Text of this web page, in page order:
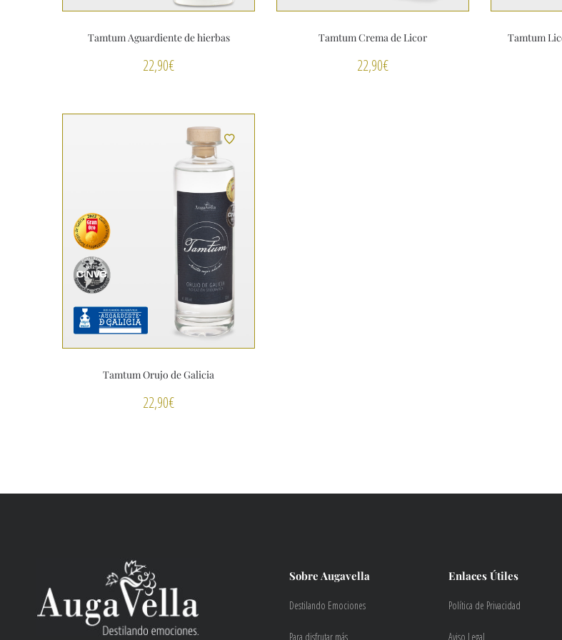
Tamtum Aguardiente de hierbas
22,90€
Tamtum Crema de Licor
22,90€
Tamtum
Tamtum Orujo de Galicia
22,90€
Sobre Augavella
Destilando Emociones
Para disfrutar más
Enlaces Útiles
Política de Privacidad
Aviso Legal